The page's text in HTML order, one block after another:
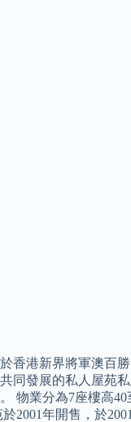
香港新界將軍澳百
同發展的私人屋苑
物業分為7座樓高
2001年開售，於